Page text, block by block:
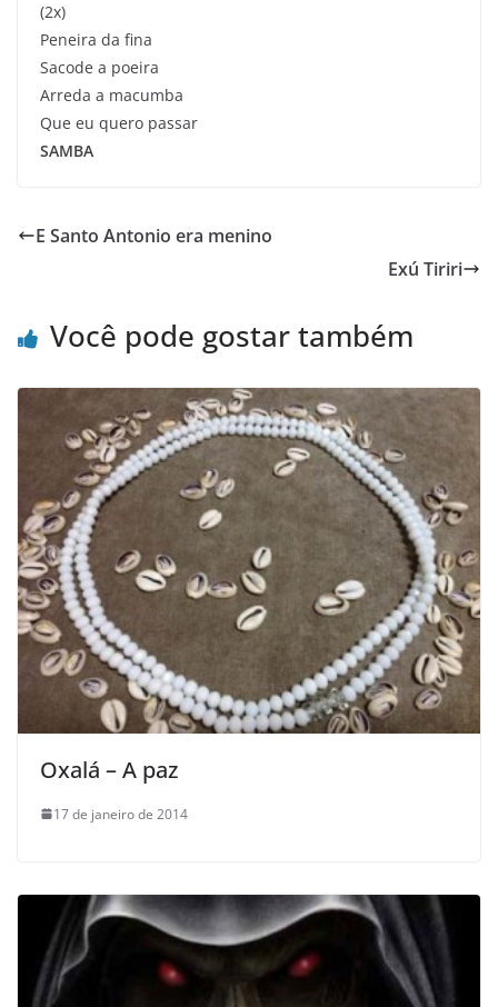
(2x)
Peneira da fina
Sacode a poeira
Arreda a macumba
Que eu quero passar
SAMBA
E Santo Antonio era menino
Exú Tiriri
Você pode gostar também
Oxalá – A paz
17 de janeiro de 2014